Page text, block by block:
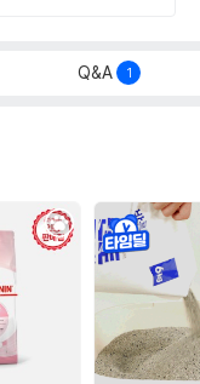
Q&A 1